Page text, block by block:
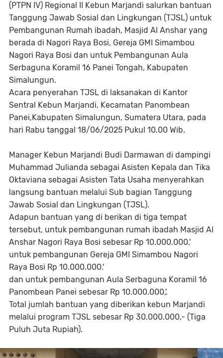
(PTPN IV) Regional II Kebun Marjandi salurkan bantuan
Tanggung Jawab Sosial dan Lingkungan (TJSL) untuk
Pembangunan Rumah ibadah, Masjid Al Anshar yang
berada di Nagori Raya Bosi, Gereja GMI Simambou
Nagori Raya Bosi dan untuk Pembangunan Aula
Serbaguna Koramil 16 Panei Tongah, Kabupaten
Simalungun.
Acara penyerahan TJSL di laksanakan di Kantor
Sentral Kebun Marjandi, Kecamatan Panombean
Panei,Kabupaten Simalungun, Sumatera Utara, pada
hari Rabu tanggal 18/06/2025 Pukul 10.00 Wib.
Manager Kebun Marjandi Budi Darmawan di dampingi
Muhammad Julianda sebagai Asisten Kepala dan Tika
Oktaviana sebagai Asisten Tata Usaha menyerahkan
langsung bantuan melalui Sub bagian Tanggung
Jawab Sosial dan Lingkungan (TJSL).
Adapun bantuan yang di berikan di tiga tempat
tersebut, untuk pembangunan rumah ibadah Masjid Al
Anshar Nagori Raya Bosi sebesar Rp 10.000.000,'
untuk pembangunan Gereja GMI Simambou Nagori
Raya Bosi Rp 10.000.000.'
dan untuk pembangunan Aula Serbaguna Koramil 16
Panombean Panei sebesar Rp 10.000.000,'.
Total jumlah bantuan yang diberikan kebun Marjandi
melalui program TJSL sebesar Rp 30.000.000,- (Tiga
Puluh Juta Rupiah).